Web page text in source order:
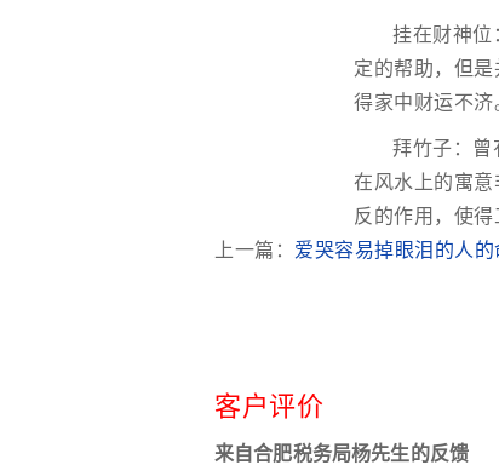
挂在财神位
定的帮助，但
得家中财运不济
拜竹子：曾
在风水上的寓
反的作用，使得
上一篇： 爱哭容易掉眼泪的人
客户评价
来自合肥税务局杨先生的反馈